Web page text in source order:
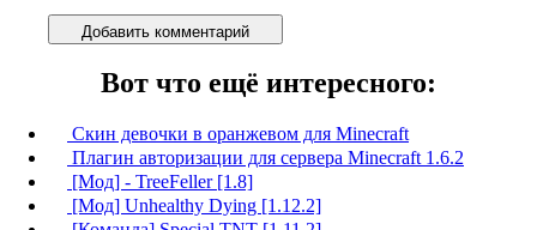
Добавить комментарий
Вот что ещё интересного:
Скин девочки в оранжевом для Minecraft
Плагин авторизации для сервера Minecraft 1.6.2
[Мод] - TreeFeller [1.8]
[Мод] Unhealthy Dying [1.12.2]